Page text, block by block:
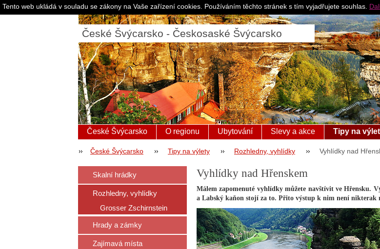
České Švýcarsko - Českosaské Švýcarsko
Pro
České Švýcarsko O regionu Ubytování Slevy a akce Tipy na
České Švýcarsko Tipy na výlety Rozhledny, vyhlídky Vyhlídky nad
Vyhlídky nad Hřenskem
Málem zapomenuté vyhlídky můžete navštívit ve Hřensku.
a Labský kaňon stojí za to. Přito výstup k nim není nikterak
Skalní hrádky
Rozhledny, vyhlídky
Grosser Zschirnstein
Hrady a zámky
Zajímavá místa
Tento web ukládá v souladu se zákony na Vaše zařízení cookies. Používáním těchto stránek s tím vyjadřujete souhlas.